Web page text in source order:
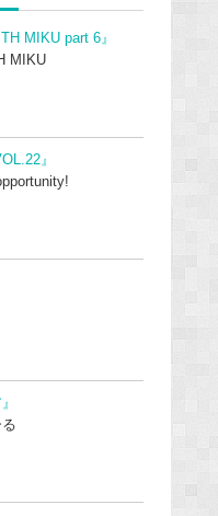
MIKU part 6』
MIKU
』